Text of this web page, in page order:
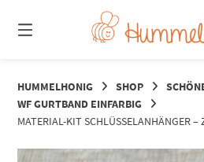
zum
Inhalt
HUMMELHONIG SHOP
WF GURTBAND EINFARBIG
MATERIAL-KIT SCHLÜSSELANHÄNGER –